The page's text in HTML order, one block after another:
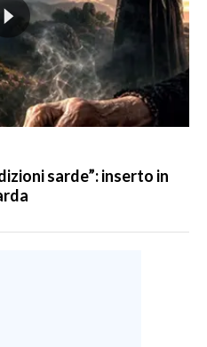
sarde”: inserto in